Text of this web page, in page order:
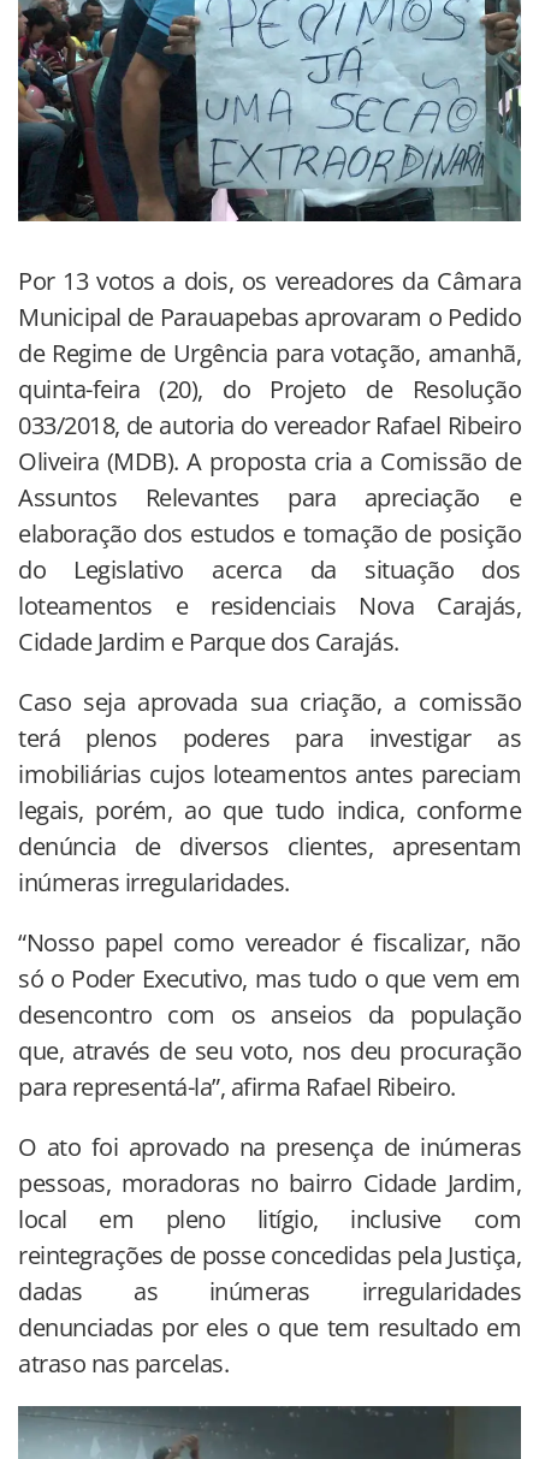
Por 13 votos a dois, os vereadores da Câmara
Municipal de Parauapebas aprovaram o Pedido
de Regime de Urgência para votação, amanhã,
quinta-feira (20), do Projeto de Resolução
033/2018, de autoria do vereador Rafael Ribeiro
Oliveira (MDB). A proposta cria a Comissão de
Assuntos Relevantes para apreciação e
elaboração dos estudos e tomação de posição
do Legislativo acerca da situação dos
loteamentos e residenciais Nova Carajás,
Cidade Jardim e Parque dos Carajás.
Caso seja aprovada sua criação, a comissão
terá plenos poderes para investigar as
imobiliárias cujos loteamentos antes pareciam
legais, porém, ao que tudo indica, conforme
denúncia de diversos clientes, apresentam
inúmeras irregularidades.
“Nosso papel como vereador é fiscalizar, não
só o Poder Executivo, mas tudo o que vem em
desencontro com os anseios da população
que, através de seu voto, nos deu procuração
para representá-la”, afirma Rafael Ribeiro.
O ato foi aprovado na presença de inúmeras
pessoas, moradoras no bairro Cidade Jardim,
local em pleno litígio, inclusive com
reintegrações de posse concedidas pela Justiça,
dadas as inúmeras irregularidades
denunciadas por eles o que tem resultado em
atraso nas parcelas.